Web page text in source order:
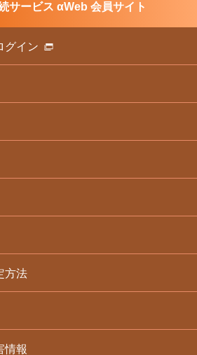
サービス αWeb 会員サイト
グイン
方法
情報